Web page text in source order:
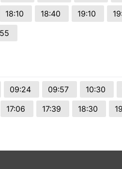
18:10 18:40 19:10
09:24 09:57 10:30
17:06 17:39 18:30